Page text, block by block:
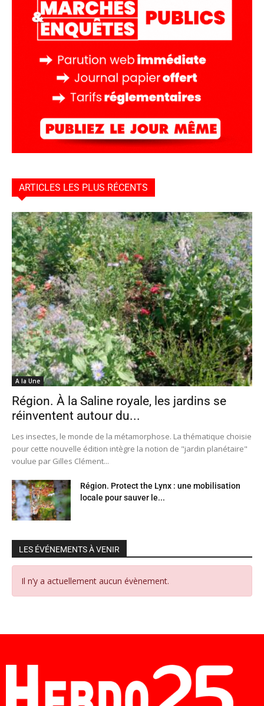
ARTICLES LES PLUS RÉCENTS
A la Une
Région. À la Saline royale, les jardins se
réinventent autour du...
Les insectes, le monde de la métamorphose. La thématique choisie
pour cette nouvelle édition intègre la notion de "jardin planétaire"
voulue par Gilles Clément...
Région. Protect the Lynx : une mobilisation
locale pour sauver le...
LES ÉVÉNEMENTS À VENIR
Il n’y a actuellement aucun évènement.